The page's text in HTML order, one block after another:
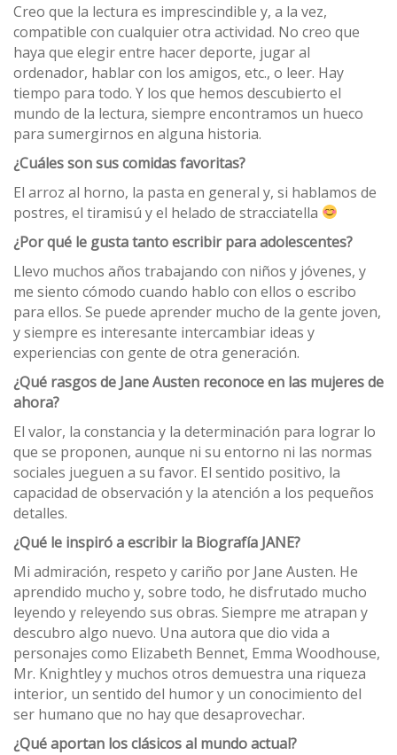
Creo que la lectura es imprescindible y, a la vez,
compatible con cualquier otra actividad. No creo que
haya que elegir entre hacer deporte, jugar al
ordenador, hablar con los amigos, etc., o leer. Hay
tiempo para todo. Y los que hemos descubierto el
mundo de la lectura, siempre encontramos un hueco
para sumergirnos en alguna historia.
¿Cuáles son sus comidas favoritas?
El arroz al horno, la pasta en general y, si hablamos de
postres, el tiramisú y el helado de stracciatella
¿Por qué le gusta tanto escribir para adolescentes?
Llevo muchos años trabajando con niños y jóvenes, y
me siento cómodo cuando hablo con ellos o escribo
para ellos. Se puede aprender mucho de la gente joven,
y siempre es interesante intercambiar ideas y
experiencias con gente de otra generación.
¿Qué rasgos de Jane Austen reconoce en las mujeres de
ahora?
El valor, la constancia y la determinación para lograr lo
que se proponen, aunque ni su entorno ni las normas
sociales jueguen a su favor. El sentido positivo, la
capacidad de observación y la atención a los pequeños
detalles.
¿Qué le inspiró a escribir la Biografía JANE?
Mi admiración, respeto y cariño por Jane Austen. He
aprendido mucho y, sobre todo, he disfrutado mucho
leyendo y releyendo sus obras. Siempre me atrapan y
descubro algo nuevo. Una autora que dio vida a
personajes como Elizabeth Bennet, Emma Woodhouse,
Mr. Knightley y muchos otros demuestra una riqueza
interior, un sentido del humor y un conocimiento del
ser humano que no hay que desaprovechar.
¿Qué aportan los clásicos al mundo actual?